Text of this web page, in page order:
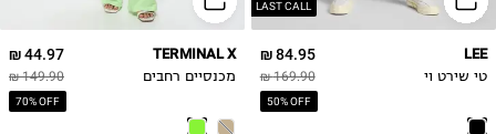
LAST CALL
84.95 ₪
169.90 ₪
50% OFF
LEE
טי שירט וי
44.97 ₪
149.90 ₪
70% OFF
TERMINAL X
מכנסיים רחבים